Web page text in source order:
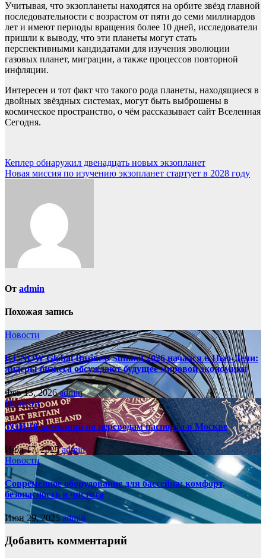
Учитывая, что экзопланеты находятся на орбите звёзд главной
последовательности с возрастом от пяти до семи миллиардов
лет и имеют периоды вращения более 10 дней, исследователи
пришли к выводу, что эти планеты могут стать
перспективными кандидатами для изучения эволюции
газовых планет, миграции, а также процессов повторной
инфляции.
Интересен и тот факт что такого рода планеты, находящиеся в
двойных звёздных системах, могут быть выброшены в
космическое пространство, о чём рассказывает сайт Вселенная
Сегодня.
Навигация
по
Кеплер обнаружил двенадцать новых экзопланет
Новая миссия по изучению экзопланет стартует в 2028 году
От admin
Похожая запись
Новости
ET NOW Global Business Summit 2026 начался в Нью‑Дели:
лидеры бизнеса обсуждают будущее мировой экономики
Фев 13, 2026admin
Новости
ТОП-10 компаний по переводам паспорта в Москве
Июл 17, 2025admin
Новости
Современное оборудование для бассейна: комфорт,
безопасность и чистота
Июн 29, 2025admin
Добавить комментарий